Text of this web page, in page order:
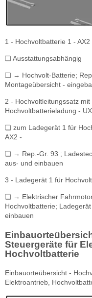
1 - Hochvoltbatterie 1 - AX2
❏ Ausstattungsabhängig
❏ → Hochvolt-Batterie;
Montageübersicht -
2 - Hochvoltleitungssatz
Hochvoltbatterieladung -
❏ zum Ladegerät 1 für
AX2 -
❏ → Rep.-Gr. 93 ;
aus- und einbauen
3 - Ladegerät 1 für
❏ → Elektrischer
Hochvoltbatterie;
einbauen
Steuergeräte für
Hochvoltbatterie
Einbauorteübersicht -
Elektroantrieb,